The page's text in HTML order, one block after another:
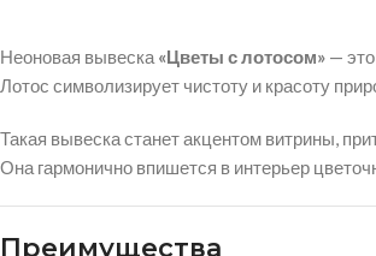
Неоновая вывеска «Цветы с лотосом» —
Лотос символизирует чистоту и красоту
Такая вывеска станет акцентом витрины,
Она гармонично впишется в интерьер
Преимущества